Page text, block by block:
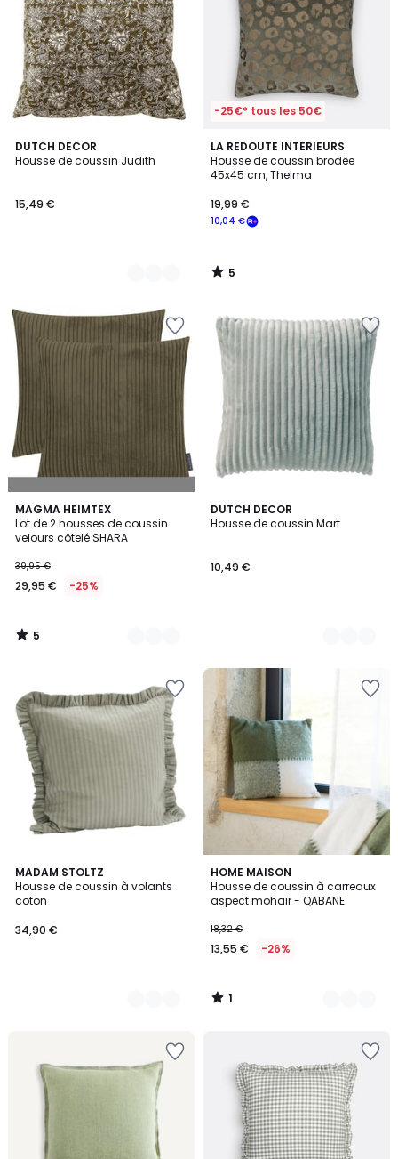
DUTCH DECOR
Housse de coussin Judith
15,49 €
3
Couleurs
-25€* tous les 50€
LA REDOUTE INTERIEURS
Housse de coussin brodée
45x45 cm, Thelma
10,04 €
19,99 €
5
/
5
5
/
MAGMA HEIMTEX
Lot de 2 housses de coussin
velours côtelé SHARA
39,95 €
29,95 € -25%
5
/
5
11
Couleurs
5
/
DUTCH DECOR
Housse de coussin Mart
10,49 €
9
Couleurs
MADAM STOLTZ
Housse de coussin à volants
coton
34,90 €
7
Couleurs
HOME MAISON
Housse de coussin à carreaux
aspect mohair - QABANE
18,32 €
13,55 € -26%
1
/
5
3
Couleurs
1
/